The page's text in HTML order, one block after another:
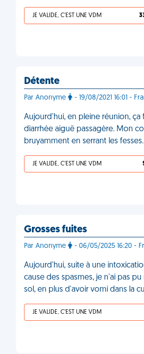
JE VALIDE, C'EST UNE VDM
Détente
Par Anonyme - 19/08/2021 16:01 -
Aujourd'hui, en pleine réunion,
diarrhée aiguë passagère. Mon
bruyamment en serrant les
JE VALIDE, C'EST UNE VDM
Grosses fuites
Par Anonyme - 06/05/2025 16:20 -
Aujourd'hui, suite à une
cause des spasmes, je n'ai pas
sol, en plus d'avoir vomi dans la
JE VALIDE, C'EST UNE VDM